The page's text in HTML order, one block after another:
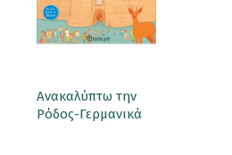
Ανακαλύπτω την
Ρόδος-Γερμανικά